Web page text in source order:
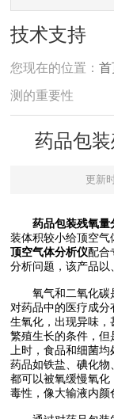
技术支持
您现在的位置：
测的重要性
药品包
更新时
药品包装残氧量
装体积较小给顶空气
顶空气体分析仪配合
分析问题，该产品以
氧气和二氧化碳是
对药品中的医疗成分
生氧化，出现异味
繁殖生长的条件
上时，食品和细菌
药品如铁盐、碘化物
都可以被氧缓慢氧化
毒性，像大输液内颜